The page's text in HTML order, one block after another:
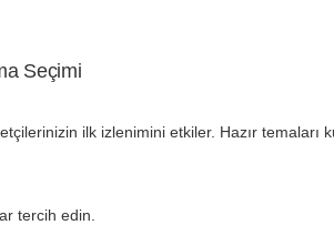
Seçimi
ilk izlenimini etkiler. Hazır
tercih edin.